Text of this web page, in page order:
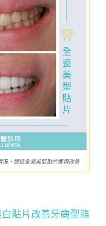
，透過全瓷美型貼片獲得改善
白貼片改善牙齒型態